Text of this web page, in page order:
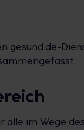
gesund.de-
alle im Wege